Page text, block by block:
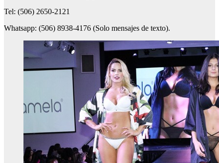
Tel: (506) 2650-2121
Whatsapp: (506) 8938-4176 (Solo mensajes de texto).